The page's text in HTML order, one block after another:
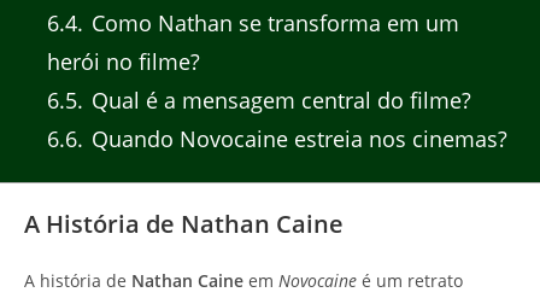
6.4 Como Nathan se transforma em um
herói no filme?
6.5 Qual é a mensagem central do filme?
6.6 Quando Novocaine estreia nos cinemas?
A História de Nathan Caine
A história de Nathan Caine em Novocaine é um retrato